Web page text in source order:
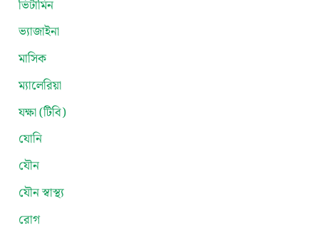
ভিটামিন
ভ্যাজাইনা
মাসিক
ম্যালেরিয়া
যক্ষা (টিবি)
যোনি
যৌন
যৌন স্বাস্থ্য
রোগ